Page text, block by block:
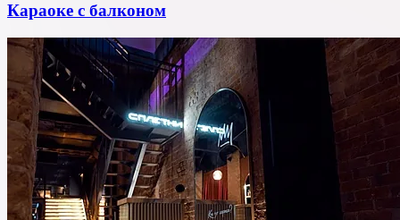
Караоке с балконом